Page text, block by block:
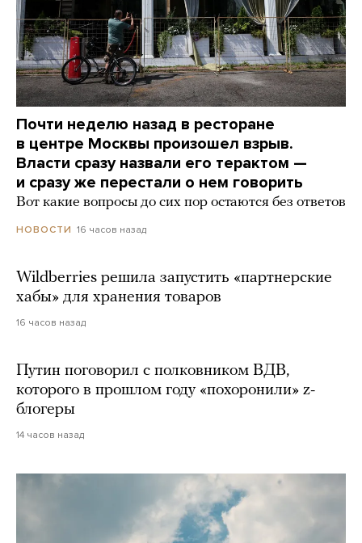
Почти неделю назад в ресторане
в центре Москвы произошел взрыв.
Власти сразу назвали его терактом —
и сразу же перестали о нем говорить
Вот какие вопросы до сих пор остаются без ответов
НОВОСТИ 16 часов назад
Wildberries решила запустить «партнерские
хабы» для хранения товаров
16 часов назад
Путин поговорил с полковником ВДВ,
которого в прошлом году «похоронили» z-
блогеры
14 часов назад